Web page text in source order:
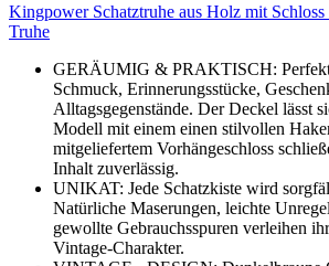
Kingpower Schatztruhe aus Holz mit
Truhe
GERÄUMIG & PRAKTISCH:
Schmuck, Erinnerungsstücke,
Alltagsgegenstände. Der Deckel lässt
Modell mit einem einen stilvollen
mitgeliefertem Vorhängeschloss
Inhalt zuverlässig.
UNIKAT: Jede Schatzkiste wird
Natürliche Maserungen, leichte
gewollte Gebrauchsspuren verleihen
Vintage-Charakter.